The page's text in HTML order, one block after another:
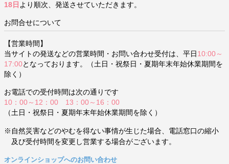
18日 より順次、発送させていただきます。
お問合せについて
【営業時間】
当サイトの発送などの営業時間・お問い合わせ受付は、平日 10:00～
17:00となっております。（土日・祝祭日・夏期年末年始休業期間を
除く）
お電話での受付時間は次の通りです
10：00～12：00 13：00～16：00
（土日・祝祭日・夏期年末年始休業期間を除く）
※自然災害などのやむを得ない事情が生じた場合、電話窓口の縮小
及び受付時間を変更し営業する場合がございます。
オンラインショップへのお問い合わせ